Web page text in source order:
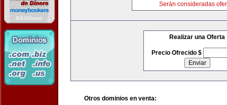
Serán consideradas
Realizar una Oferta
Precio Ofrecido $
Otros dominios en venta: